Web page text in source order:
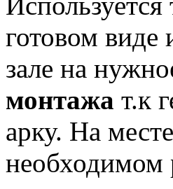
готовом виде
зале на
монтажа т.к
арку. На
необходимом